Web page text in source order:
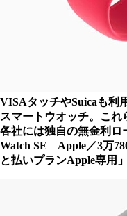
VISAタッチやSuicaも利
スマートウオッチ。こ
各社には独自の無金利ロ
Watch SE Apple／3万
と払いプランApple専用